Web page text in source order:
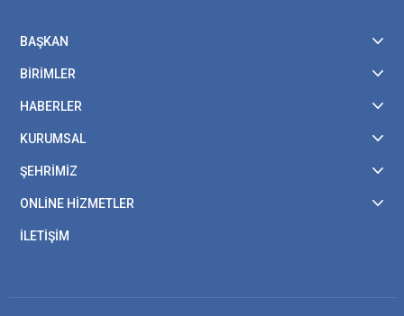
BAŞKAN
BİRİMLER
HABERLER
KURUMSAL
ŞEHRİMİZ
ONLİNE HİZMETLER
İLETİŞİM